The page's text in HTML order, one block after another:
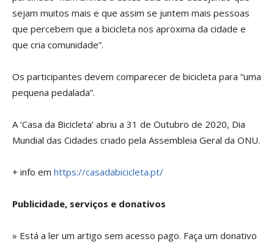
sejam muitos mais e que assim se juntem mais pessoas
que percebem que a bicicleta nos aproxima da cidade e
que cria comunidade”.
Os participantes devem comparecer de bicicleta para “uma
pequena pedalada”.
A ‘Casa da Bicicleta’ abriu a 31 de Outubro de 2020, Dia
Mundial das Cidades criado pela Assembleia Geral da ONU.
+ info em https://casadabicicleta.pt/
Publicidade, serviços e donativos
» Está a ler um artigo sem acesso pago. Faça um donativo